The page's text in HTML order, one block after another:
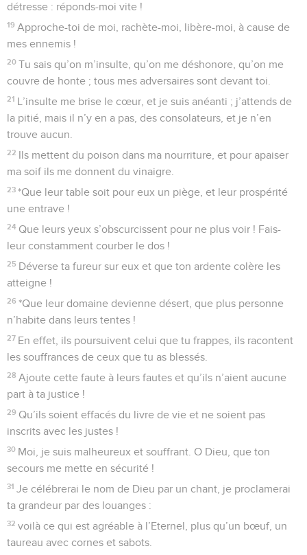
détresse : réponds-moi vite !
19 Approche-toi de moi, rachète-moi, libère-moi, à cause de
mes ennemis !
20 Tu sais qu’on m’insulte, qu’on me déshonore, qu’on me
couvre de honte ; tous mes adversaires sont devant toi.
21 L’insulte me brise le cœur, et je suis anéanti ; j’attends de
la pitié, mais il n’y en a pas, des consolateurs, et je n’en
trouve aucun.
22 Ils mettent du poison dans ma nourriture, et pour apaiser
ma soif ils me donnent du vinaigre.
23 *Que leur table soit pour eux un piège, et leur prospérité
une entrave !
24 Que leurs yeux s’obscurcissent pour ne plus voir ! Fais-
leur constamment courber le dos !
25 Déverse ta fureur sur eux et que ton ardente colère les
atteigne !
26 *Que leur domaine devienne désert, que plus personne
n’habite dans leurs tentes !
27 En effet, ils poursuivent celui que tu frappes, ils racontent
les souffrances de ceux que tu as blessés.
28 Ajoute cette faute à leurs fautes et qu’ils n’aient aucune
part à ta justice !
29 Qu’ils soient effacés du livre de vie et ne soient pas
inscrits avec les justes !
30 Moi, je suis malheureux et souffrant. O Dieu, que ton
secours me mette en sécurité !
31 Je célébrerai le nom de Dieu par un chant, je proclamerai
ta grandeur par des louanges :
32 voilà ce qui est agréable à l’Eternel, plus qu’un bœuf, un
taureau avec cornes et sabots.